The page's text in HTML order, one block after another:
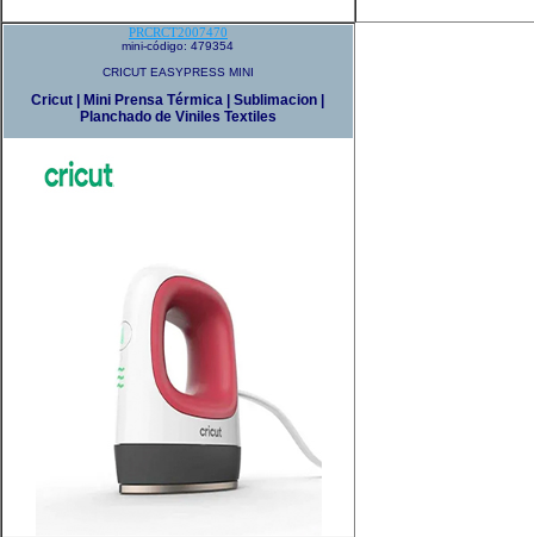
PRCRCT2007470
mini-código: 479354
CRICUT EASYPRESS MINI
Cricut | Mini Prensa Térmica | Sublimacion |
Planchado de Viniles Textiles